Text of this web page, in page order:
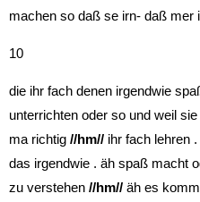
machen so daß se irn- daß mer
10
die ihr fach denen irgendwie
unterrichten oder so und weil
ma richtig //hm// ihr fach lehren
das irgendwie . äh spaß macht
zu verstehen //hm// äh es